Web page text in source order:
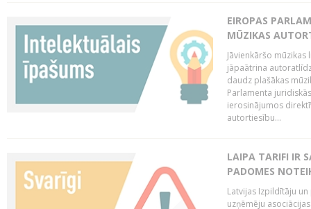
EIROPAS
MŪZIKAS
Jāvienkāršo
jāpaātrina
daudz plašākas
Parlamenta
ierosinājumos
autortiesību...
LAIPA TARIFI IR
PADOMES
Latvijas Izpildītāju
uzņēmēju